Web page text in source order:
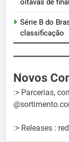
oitavas de final
Série B do
classificação
Novos
:> Parcerias,
:> Releases :